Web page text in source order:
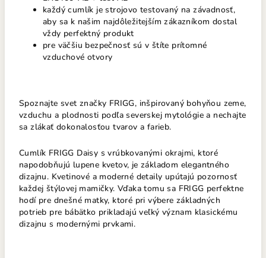
každý cumlík je strojovo testovaný na závadnosť,
aby sa k našim najdôležitejším zákazníkom dostal
vždy perfektný produkt
pre väčšiu bezpečnosť sú v štíte prítomné
vzduchové otvory
Spoznajte svet značky FRIGG, inšpirovaný bohyňou zeme,
vzduchu a plodnosti podľa severskej mytológie a nechajte
sa zlákať dokonalosťou tvarov a farieb.
Cumlík FRIGG Daisy s vrúbkovanými okrajmi, ktoré
napodobňujú lupene kvetov, je základom elegantného
dizajnu. Kvetinové a moderné detaily upútajú pozornosť
každej štýlovej mamičky. Vďaka tomu sa FRIGG perfektne
hodí pre dnešné matky, ktoré pri výbere základných
potrieb pre bábätko prikladajú veľký význam klasickému
dizajnu s modernými prvkami.